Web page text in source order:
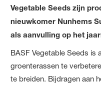
Vegetable Seeds zijn
nieuwkomer Nunhems
als aanvulling op het
BASF Vegetable Seeds is
groenterassen te
te breiden. Bijdragen aan